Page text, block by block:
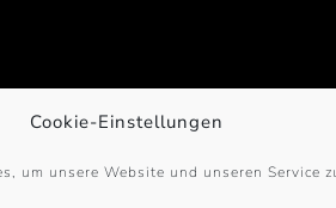
Cookie-Einstellungen
um unsere Website und unseren Service